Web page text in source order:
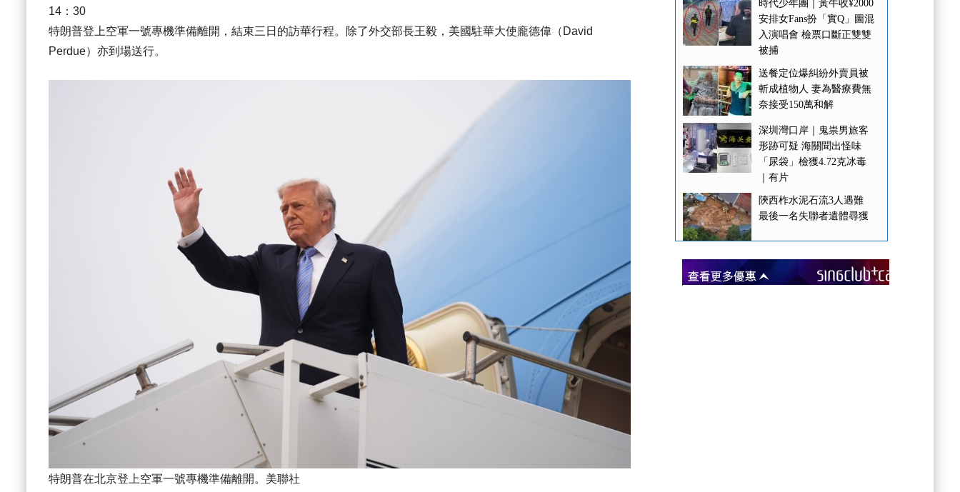
14：30
特朗普登上空軍一號專機準備離開，結束三日的訪華行程。除了外交部長王毅，美國駐華大使龐德偉（David
Perdue）亦到場送行。
特朗普在北京登上空軍一號專機準備離開。美聯社